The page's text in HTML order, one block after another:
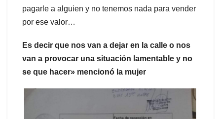
pagarle a alguien y no tenemos nada para vender
por ese valor…
Es decir que nos van a dejar en la calle o nos
van a provocar una situación lamentable y no
se que hacer» mencionó la mujer